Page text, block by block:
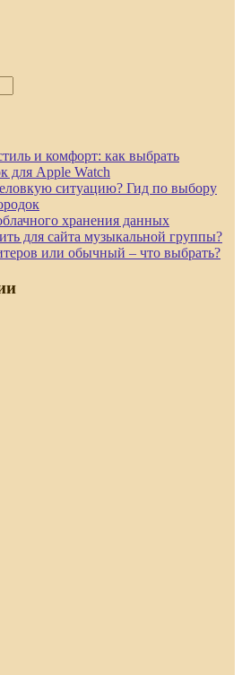
и комфорт: как выбрать
для Apple Watch
ситуацию? Гид по выбору
хранения данных
для сайта музыкальной группы?
или обычный – что выбрать?